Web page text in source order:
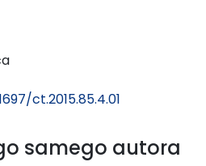
ct.2015.85.4.01
samego autora